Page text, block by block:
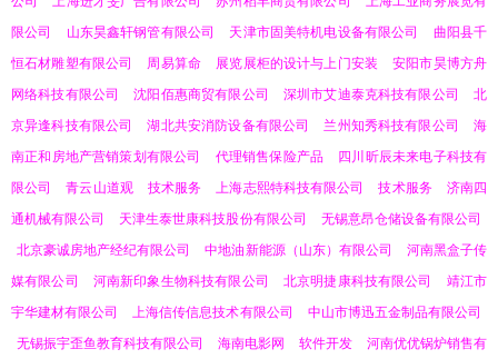
限公司
山东昊鑫轩钢管有限公司 天津市固美特机电设备有限公司
曲阳县千
恒石材雕塑有限公司
周易算命 展览展柜的设计与上门安装
安阳市昊博方舟
网络科技有限公司
沈阳佰惠商贸有限公司 深圳市艾迪泰克科技有限公司
北
京异逢科技有限公司
湖北共安消防设备有限公司 兰州知秀科技有限公司
海
南正和房地产营销策划有限公司
代理销售保险产品
四川昕辰未来电子科技有
限公司
青云山道观 技术服务 上海志熙特科技有限公司 技术服务
济南四
通机械有限公司
天津生泰世康科技股份有限公司
无锡意昂仓储设备有限公司
北京豪诚房地产经纪有限公司
中地油新能源（山东）有限公司
河南黑盒子传
媒有限公司
河南新印象生物科技有限公司 北京明捷康科技有限公司
靖江市
宇华建材有限公司
上海信传信息技术有限公司
中山市博迅五金制品有限公司
无锡振宇歪鱼教育科技有限公司
海南电影网 软件开发 河南优优锅炉销售有